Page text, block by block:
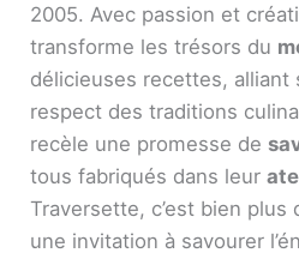
2005. Avec passion et
transforme les trésors du
délicieuses recettes, alliant
respect des traditions
recèle une promesse de
tous fabriqués dans leur
Traversette, c’est bien plus
une invitation à savourer